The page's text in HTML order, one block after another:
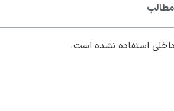
استفاده نشده است.